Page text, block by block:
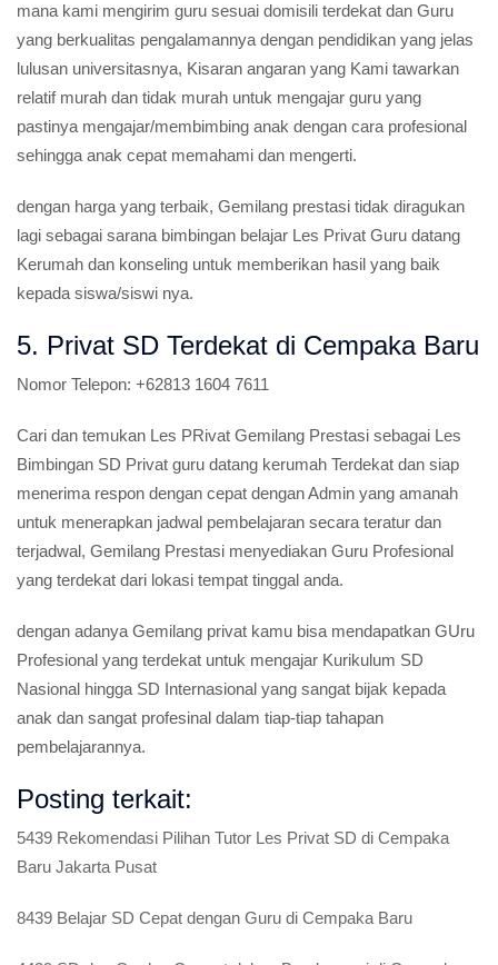
mana kami mengirim guru sesuai domisili terdekat dan Guru
yang berkualitas pengalamannya dengan pendidikan yang jelas
lulusan universitasnya, Kisaran angaran yang Kami tawarkan
relatif murah dan tidak murah untuk mengajar guru yang
pastinya mengajar/membimbing anak dengan cara profesional
sehingga anak cepat memahami dan mengerti.
dengan harga yang terbaik, Gemilang prestasi tidak diragukan
lagi sebagai sarana bimbingan belajar Les Privat Guru datang
Kerumah dan konseling untuk memberikan hasil yang baik
kepada siswa/siswi nya.
5. Privat SD Terdekat di Cempaka Baru
Nomor Telepon: +62813 1604 7611
Cari dan temukan Les PRivat Gemilang Prestasi sebagai Les
Bimbingan SD Privat guru datang kerumah Terdekat dan siap
menerima respon dengan cepat dengan Admin yang amanah
untuk menerapkan jadwal pembelajaran secara teratur dan
terjadwal, Gemilang Prestasi menyediakan Guru Profesional
yang terdekat dari lokasi tempat tinggal anda.
dengan adanya Gemilang privat kamu bisa mendapatkan GUru
Profesional yang terdekat untuk mengajar Kurikulum SD
Nasional hingga SD Internasional yang sangat bijak kepada
anak dan sangat profesinal dalam tiap-tiap tahapan
pembelajarannya.
Posting terkait:
5439 Rekomendasi Pilihan Tutor Les Privat SD di Cempaka
Baru Jakarta Pusat
8439 Belajar SD Cepat dengan Guru di Cempaka Baru